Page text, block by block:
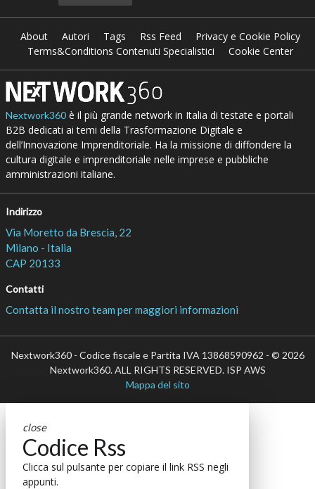
About Autori Tags Rss Feed
Privacy e Cookie Policy
Terms&Conditions Contenuti Specialistici
Cookie Center
Nextwork360è il più grande network in Italia di testate e portali
B2B dedicati ai temi della Trasformazione Digitale e
dell’Innovazione Imprenditoriale. Ha la missione di diffondere la
cultura digitale e imprenditoriale nelle imprese e pubbliche
amministrazioni italiane.
Indirizzo
Via Moretto da Brescia, 22
Milano - Italia
CAP 20133
Contatti
Contatta il nostro team per maggiori informazioni
Nextwork360 - Codice fiscale e Partita IVA 13868590962 - © 2026
Nextwork360. ALL RIGHTS RESERVED. ISP AWS
Mappa del sito
close
Codice Rss
Clicca sul pulsante per copiare il link RSS negli
appunti.